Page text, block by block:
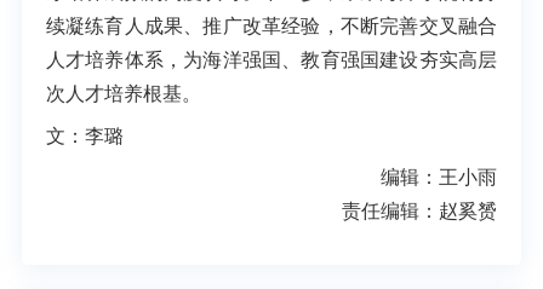
续凝练育人成果、推广改革经验，不断完善交叉融合
人才培养体系，为海洋强国、教育强国建设夯实高层
次人才培养根基。
文：李璐
编辑：王小雨
责任编辑：赵奚赟